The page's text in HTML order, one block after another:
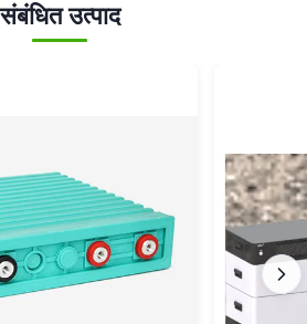
संबंधित उत्पाद